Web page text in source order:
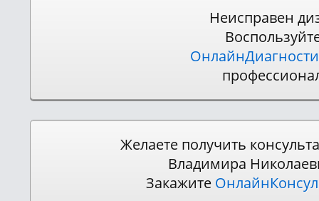
Неисправен
Желаете получить
Владимира
Закажите